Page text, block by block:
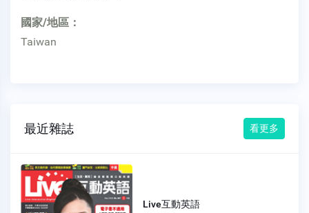
國家/地區：
Taiwan
最近雜誌 看更多
Live互動英語